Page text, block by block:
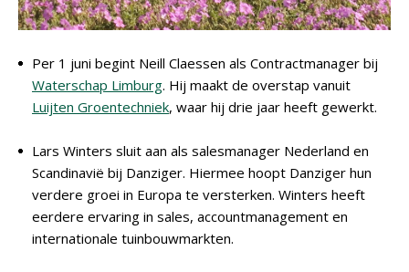
Per 1 juni begint Neill Claessen als Contractmanager bij
Waterschap Limburg. Hij maakt de overstap vanuit
Luijten Groentechniek, waar hij drie jaar heeft gewerkt.
Lars Winters sluit aan als salesmanager Nederland en
Scandinavië bij Danziger. Hiermee hoopt Danziger hun
verdere groei in Europa te versterken. Winters heeft
eerdere ervaring in sales, accountmanagement en
internationale tuinbouwmarkten.